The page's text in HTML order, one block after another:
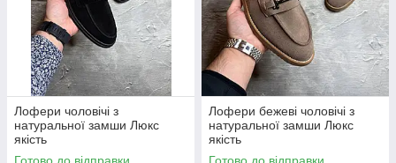
Лофери чоловічі з
натуральної замши Люкс
якість
Лофери бежеві чоловічі з
натуральної замши Люкс
якість